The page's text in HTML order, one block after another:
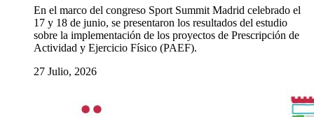
En el marco del congreso Sport Summit Madrid celebrado el
17 y 18 de junio, se presentaron los resultados del estudio
sobre la implementación de los proyectos de Prescripción de
Actividad y Ejercicio Físico (PAEF).
27 Julio, 2026